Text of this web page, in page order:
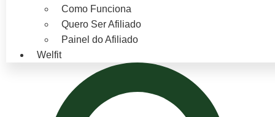
Como Funciona
Quero Ser Afiliado
Painel do Afiliado
Welfit